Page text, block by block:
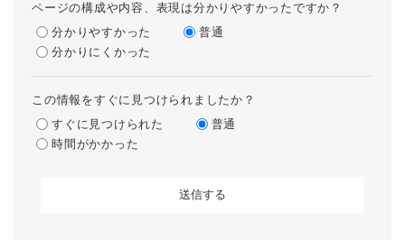
ページの構成や内容、表現は分かりやすかったですか？
分かりやすかった
普通
分かりにくかった
この情報をすぐに見つけられましたか？
すぐに見つけられた
普通
時間がかかった